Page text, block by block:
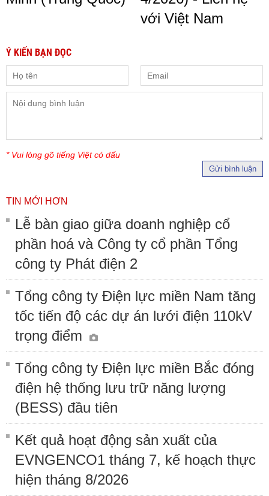
với Việt Nam
Ý KIẾN BẠN ĐỌC
* Vui lòng gõ tiếng Việt có dấu
Gửi bình luận
TIN MỚI HƠN
Lễ bàn giao giữa doanh nghiệp cổ
phần hoá và Công ty cổ phần Tổng
công ty Phát điện 2
Tổng công ty Điện lực miền Nam tăng
tốc tiến độ các dự án lưới điện 110kV
trọng điểm
Tổng công ty Điện lực miền Bắc đóng
điện hệ thống lưu trữ năng lượng
(BESS) đầu tiên
Kết quả hoạt động sản xuất của
EVNGENCO1 tháng 7, kế hoạch thực
hiện tháng 8/2026